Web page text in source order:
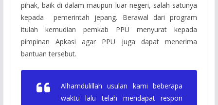
pihak, baik di dalam maupun luar negeri, salah satunya
kepada pemerintah jepang. Berawal dari program
itulah kemudian pemkab PPU menyurat kepada
pimpinan Apkasi agar PPU juga dapat menerima
bantuan tersebut.
Alhamdulillah usulan kami beberapa
waktu lalu telah mendapat respon